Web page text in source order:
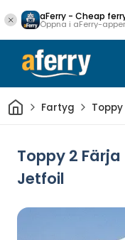
aFerry - Cheap
Öppna i aFerry-
HemFartyg Toppy
Toppy 2
Jetfoil